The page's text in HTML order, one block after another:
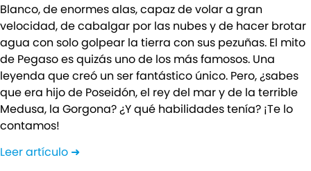
Blanco, de enormes alas, capaz de volar a gran
velocidad, de cabalgar por las nubes y de hacer brotar
agua con solo golpear la tierra con sus pezuñas. El mito
de Pegaso es quizás uno de los más famosos. Una
leyenda que creó un ser fantástico único. Pero, ¿sabes
que era hijo de Poseidón, el rey del mar y de la terrible
Medusa, la Gorgona? ¿Y qué habilidades tenía? ¡Te lo
contamos!
Leer artículo ➜